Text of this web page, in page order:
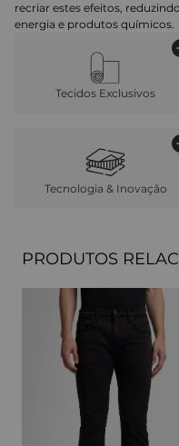
recriar estes efeitos,
energia e produtos químicos.
Tecidos Exclusivos
Tecnologia & Inovação
PRODUTOS